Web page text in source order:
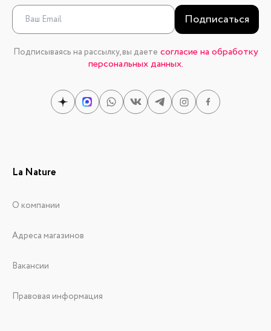
Подписаться
Подписываясь на рассылку, вы даете согласие на обработку
персональных данных.
La Nature
О компании
Адреса магазинов
Вакансии
Правовая информация